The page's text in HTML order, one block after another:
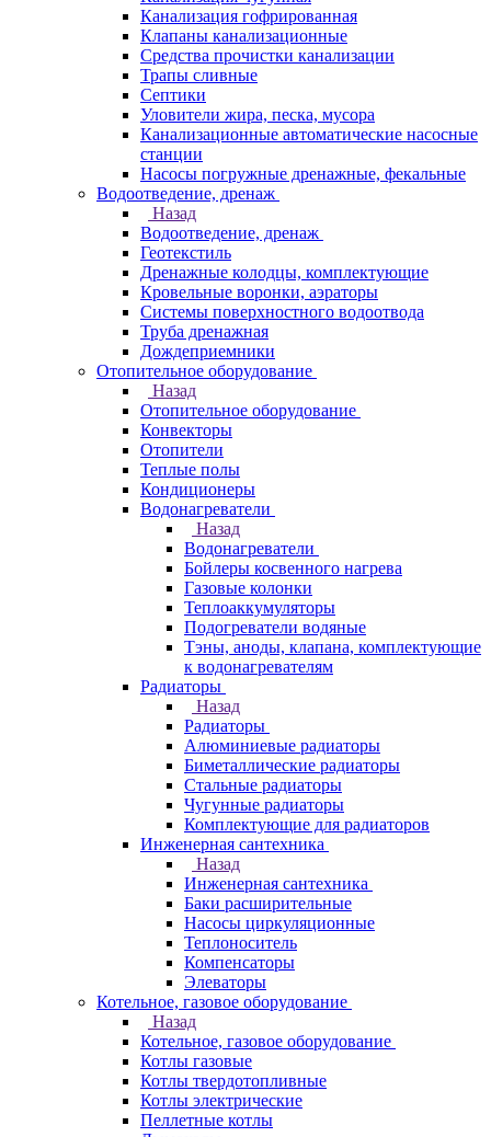
Канализация гофрированная
Клапаны канализационные
Средства прочистки канализации
Трапы сливные
Септики
Уловители жира, песка, мусора
Канализационные автоматические насосные
станции
Насосы погружные дренажные, фекальные
Водоотведение, дренаж
Назад
Водоотведение, дренаж
Геотекстиль
Дренажные колодцы, комплектующие
Кровельные воронки, аэраторы
Системы поверхностного водоотвода
Труба дренажная
Дождеприемники
Отопительное оборудование
Назад
Отопительное оборудование
Конвекторы
Отопители
Теплые полы
Кондиционеры
Водонагреватели
Назад
Водонагреватели
Бойлеры косвенного нагрева
Газовые колонки
Теплоаккумуляторы
Подогреватели водяные
Тэны, аноды, клапана, комплектующие
к водонагревателям
Радиаторы
Назад
Радиаторы
Алюминиевые радиаторы
Биметаллические радиаторы
Стальные радиаторы
Чугунные радиаторы
Комплектующие для радиаторов
Инженерная сантехника
Назад
Инженерная сантехника
Баки расширительные
Насосы циркуляционные
Теплоноситель
Компенсаторы
Элеваторы
Котельное, газовое оборудование
Назад
Котельное, газовое оборудование
Котлы газовые
Котлы твердотопливные
Котлы электрические
Пеллетные котлы